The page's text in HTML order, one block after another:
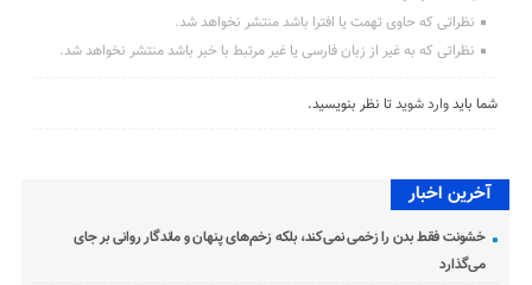
نظراتی که حاوی تهمت یا افترا باشد منتشر نخواهد شد.
نظراتی که به غیر از زبان فارسی یا غیر مرتبط با خبر باشد منتشر نخواهد شد.
شما بایدوارد شویدتا نظر بنویسید.
آخرین اخبار
خشونت فقط بدن را زخمی نمی‌کند، بلکه زخم‌های پنهان و ماندگار روانی بر جای
می‌گذارد